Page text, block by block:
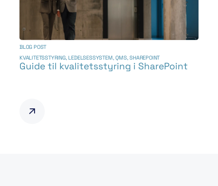
BLOG POST
KVALITETSSTYRING,LEDELSESSYSTEM,QMS,SHAREPOINT
Guide til kvalitetsstyring i SharePoint